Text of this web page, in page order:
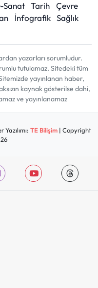
Sanat Tarih
Çevre
İnfografik Sağlık
yazarları sorumludur.
tutulamaz. Sitedeki tüm
yayınlanan haber,
kaynak gösterilse dahi,
ve yayınlanamaz
Yazılımı: TE Bilişim| Copyright